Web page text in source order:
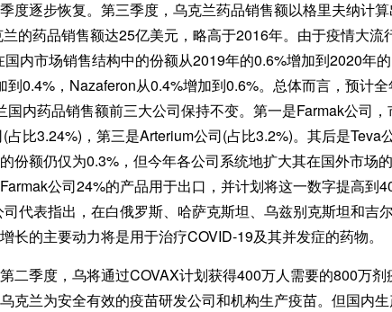
度逐步恢复。第三季度，乌克兰药品销售额以格里夫纳计
的药品销售额达25亿美元，略高于2016年。由于疫情大
内市场销售结构中的份额从2019年的0.6%增加到2020年
0.4%，Nazaferon从0.4%增加到0.6%。总体而言，预计
国内药品销售额前三大公司保持不变。第一是Farmak公司
比3.24%)，第三是Arterium公司(占比3.2%)。其后是Teva
份额仍仅为0.3%，但今年各公司系统地扩大其在国外市场
公司24%的产品用于出口，并计划将这一数字提高到
代表指出，在白俄罗斯、哈萨克斯坦、乌兹别克斯坦和吉
长的主要动力将是用于治疗COVID-19及其并发症的药物。
二季度，乌将通过COVAX计划获得400万人需要的800万
克兰为安全有效的疫苗研发公司和机构生产疫苗。但国内